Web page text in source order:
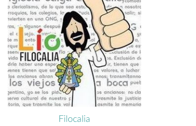
Filocalia